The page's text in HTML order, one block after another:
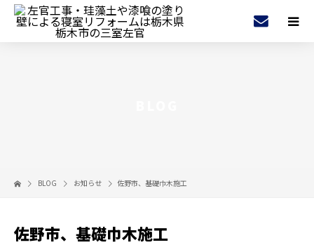
BLOG お知らせ 佐野市、基礎巾木施工
佐野市、基礎巾木施工